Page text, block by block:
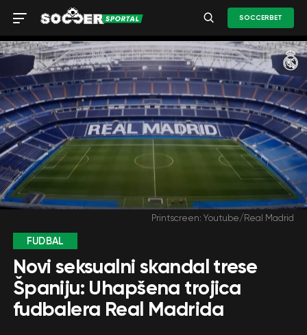
SOCCERBET
Printscreen: Youtube/Real Madrid
FUDBAL
Novi seksualni skandal trese
Španiju: Uhapšena trojica
fudbalera Real Madrida